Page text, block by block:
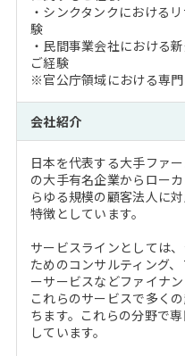
・シンクタンクにおける
験
・民間事業会社における
ご経験
※官公庁領域における専
会社紹介
日本を代表する大手ファ
の大手有名企業からロー
らゆる規模の顧客法人に
特徴としています。
サービスラインとしては
ためのコンサルティング
ーサービスなどファイナ
これらのサービスで多く
ちます。これらの分野で
しています。